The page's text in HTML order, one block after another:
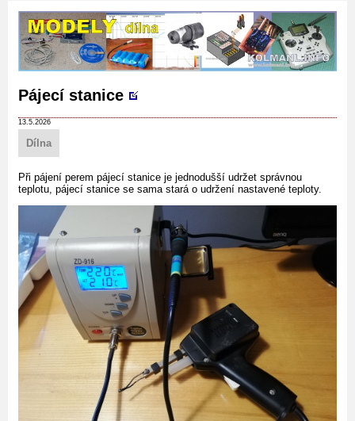
Pájecí stanice
13.5.2026
Dílna
Při pájení perem pájecí stanice je jednodušší udržet správnou
teplotu, pájecí stanice se sama stará o udržení nastavené teploty.